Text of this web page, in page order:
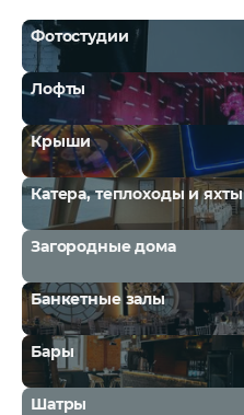
Фотостудии
Лофты
Крыши
Катера, теплоходы и яхты
Загородные дома
Банкетные залы
Бары
Шатры